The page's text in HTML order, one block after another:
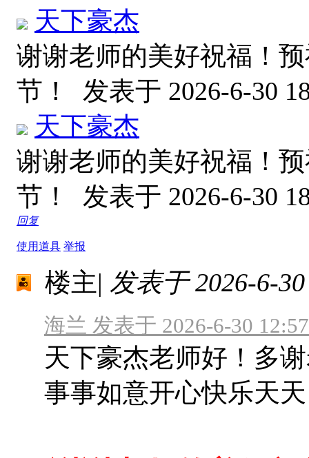
天下豪杰
谢谢老师的美好祝福！
节！ 发表于 2026-6-30
天下豪杰
谢谢老师的美好祝福！
节！ 发表于 2026-6-30
回复
使用道具 举报
楼主| 发表于 2026-6-
海兰 发表于 2026-6-30 12:57
天下豪杰老师好！多
事事如意开心快乐天